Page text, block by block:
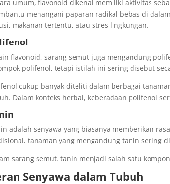
umum, flavonoid dikenal memiliki aktivitas
menangani paparan radikal bebas di
makanan tertentu, atau stres lingkungan.
flavonoid, sarang semut juga mengandung
polifenol, tetapi istilah ini sering disebut
cukup banyak diteliti dalam berbagai
Dalam konteks herbal, keberadaan polifenol
adalah senyawa yang biasanya memberikan
tanaman yang mengandung tanin sering
sarang semut, tanin menjadi salah satu
Senyawa dalam Tubuh